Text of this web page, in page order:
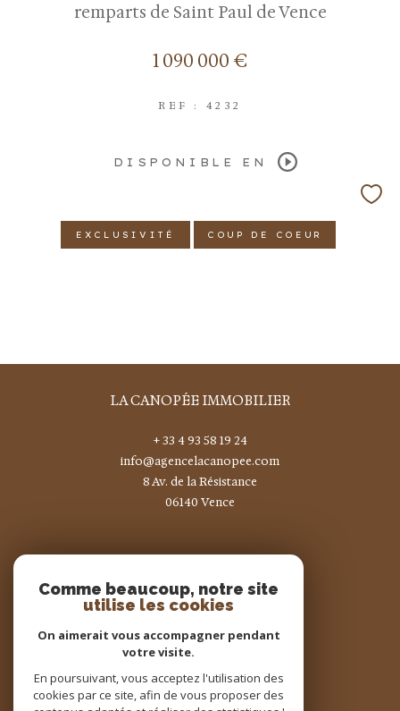
remparts de Saint Paul de Vence
1 090 000 €
REF : 4232
DISPONIBLE EN
EXCLUSIVITÉ COUP DE COEUR
LA CANOPÉE IMMOBILIER
+ 33 4 93 58 19 24
info@agencelacanopee.com
8 Av. de la Résistance
06140
vence
Adhérents
Comme beaucoup, notre site
utilise les cookies
On aimerait vous accompagner pendant
votre visite.
En poursuivant, vous acceptez l'utilisation des
cookies par ce site, afin de vous proposer des